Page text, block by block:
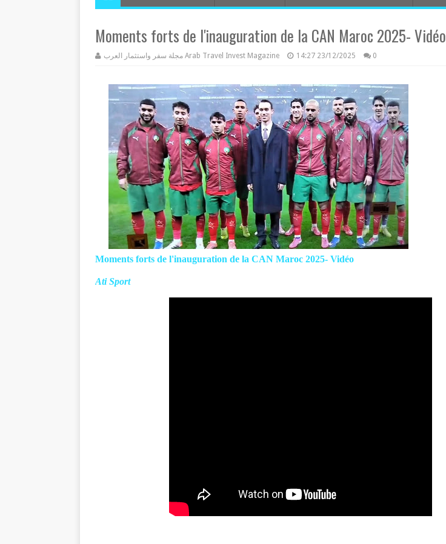
Moments forts de l'inauguration de la CAN Maroc 2025- Vidéo
مجلة سفر واستثمار العرب Arab Travel Invest Magazine 14:27 23/12/2025 0
Moments forts de l'inauguration de la CAN Maroc 2025- Vidéo
Ati Sport